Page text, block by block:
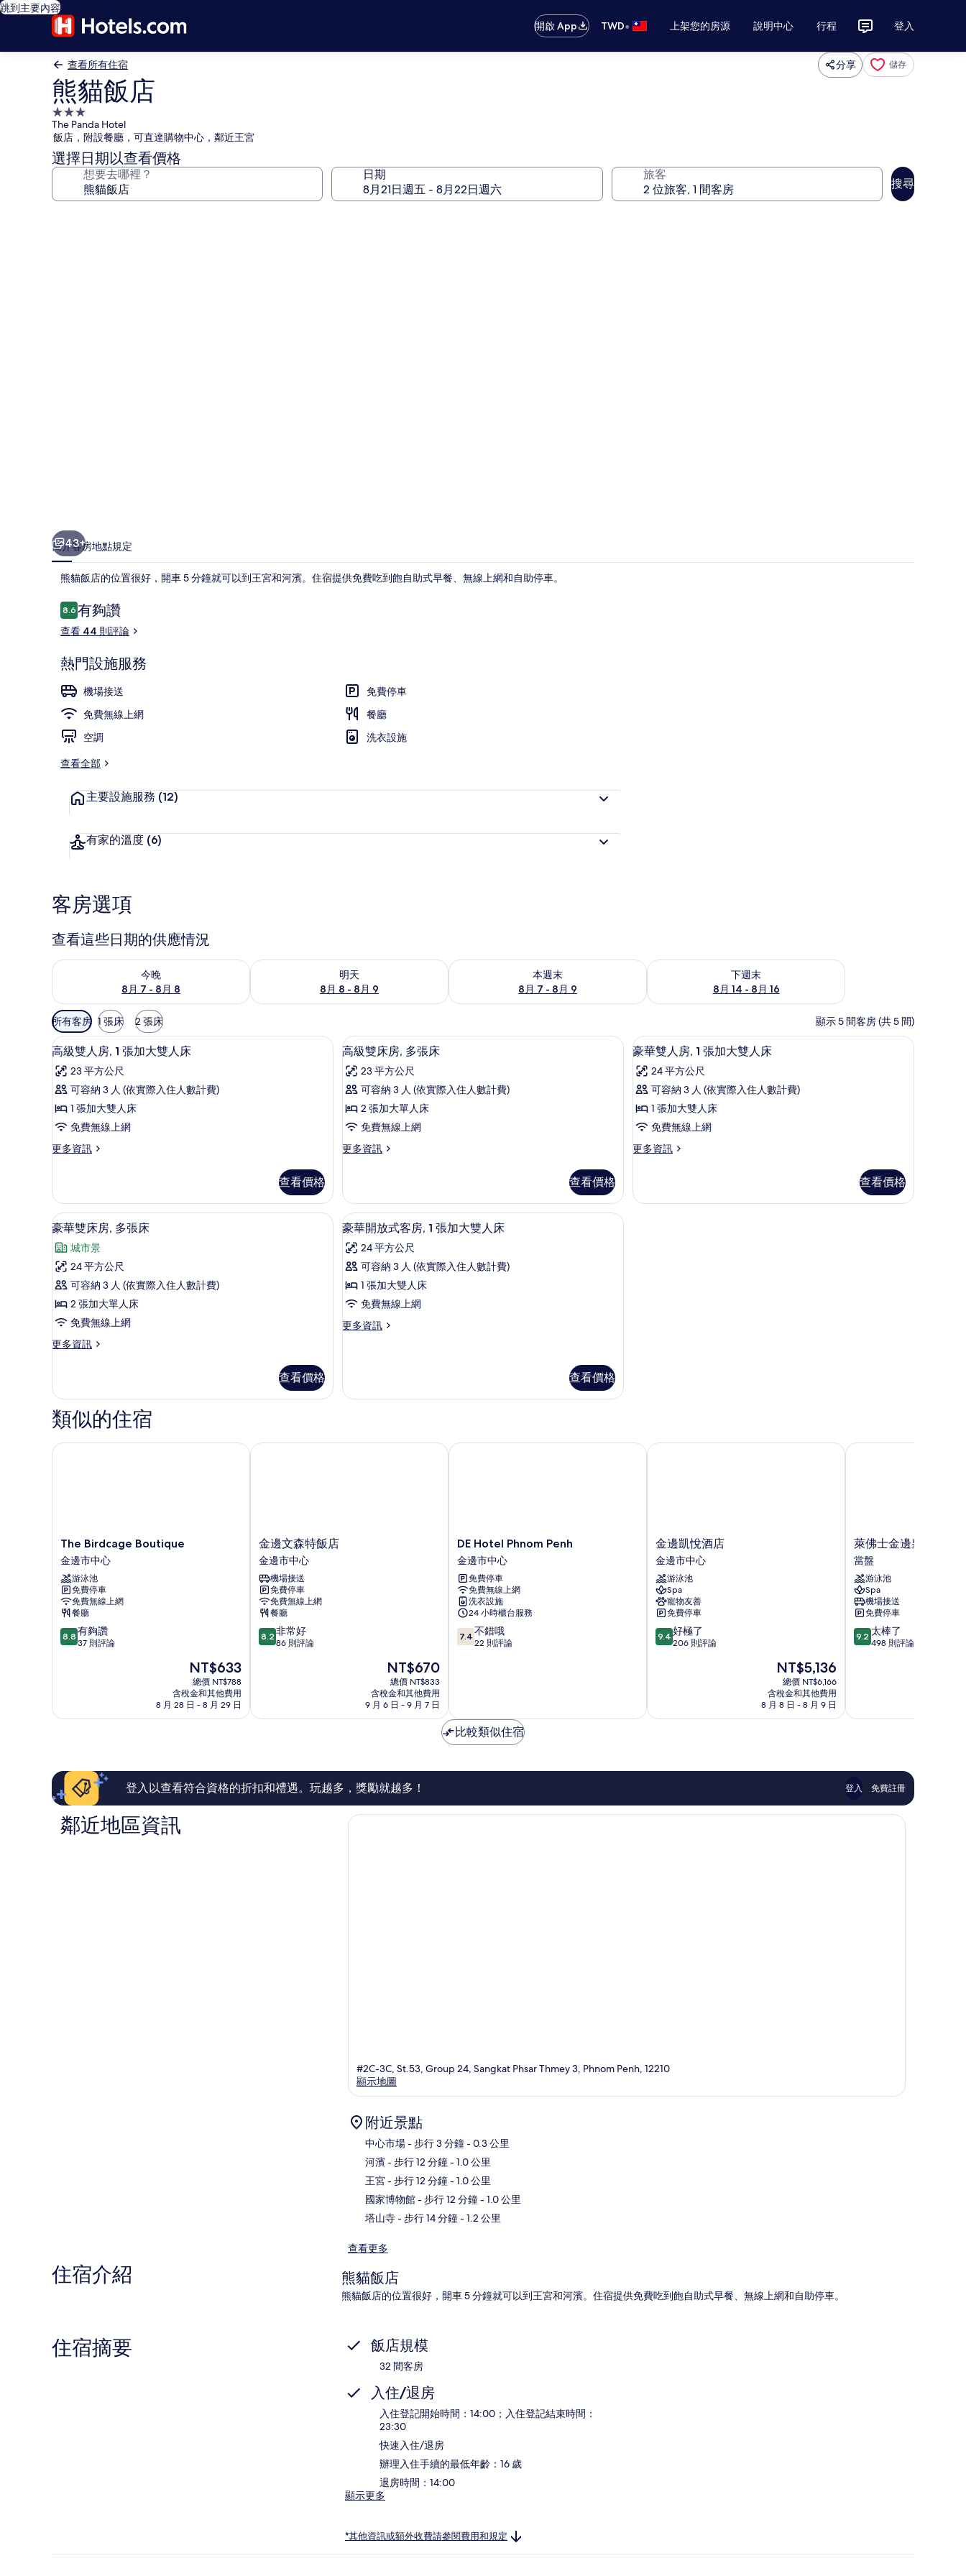
跳到主要內容
開啟 App
TWD• 上架您的房源 說明中心 行程 登入
查看所有住宿 分享 儲存
熊貓飯店
3.0
星
級
住
宿
The Panda Hotel
飯店，附設餐廳，可直達購物中心，鄰近王宮
選擇日期以查看價格
想要去哪裡？ 日期 旅客
搜尋
43+
簡介客房地點規定
熊貓飯店的位置很好，開車 5 分鐘就可以到王宮和河濱。住宿提供免費吃到飽自助式早餐、無線上網和自助停車。
評
論
8.68.6 分，滿分 10 分，
有夠讚
查看 44 則評論
熱門設施服務
機場接送
免費停車
免費無線上網
餐廳
空調
洗衣設施
查看全部
主要設施服務 (12)
有家的溫度 (6)
客房選項
查看這些日期的供應情況
今晚
8月 7 - 8月 8
查看今晚 (8月 7 - 8月 8) 的供應情況
明天
8月 8 - 8月 9
查看明天 (8月 8 - 8月 9) 的供應情況
本週末
8月 7 - 8月 9
查看本週末 (8月 7 - 8月 9) 的供應情況
下週末
8月 14 - 8月 16
查看下週末 (8月 14 - 8月 16) 的供應情況
可
用
的
客
房
篩
選
條
件
所有客房 1 張床 2 張床 顯示 5 間客房 (共 5 間)
顯
示
高
級
雙
房,
張
加
大
雙
人
床
的
所
有
高級雙人房, 1 張加大雙人床 | 書桌、隔音、折疊床/加床、免費無線上網
6
高級雙人房, 1 張加大雙人床
23 平方公尺
可容納 3 人 (依實際入住人數計費)
1 張加大雙人床
免費無線上網
更多資訊
更
雙
人
房,
張
加
大
雙
人
床
的
詳
查看價格
顯
示
高
級
雙
房,
張
床
的
所
有
相
片
高級雙床房, 多張床 | 書桌、隔音、折疊床/加床、免費無線上網
7
高級雙床房, 多張床
23 平方公尺
可容納 3 人 (依實際入住人數計費)
2 張加大單人床
免費無線上網
更多資訊
更
雙
床
房,
張
床
詳
情
查看價格
顯
示
豪
華
雙
房,
張
書桌、隔音、折疊床/加床、免費無線上網
8
豪華雙人房, 1 張加大雙人床
24 平方公尺
可容納 3 人 (依實際入住人數計費)
1 張加大雙人床
免費無線上網
更多資訊
更
雙
查看價格
顯
示
豪
華
雙
床
多
床
的
所
有
豪華雙床房, 多張床 | 書桌、隔音、折疊床/加床、免費無線上網
7
豪華雙床房, 多張床
城市景
24 平方公尺
可容納 3 人 (依實際入住人數計費)
2 張加大單人床
免費無線上網
更多資訊
更
雙
床
房,
多
張
查看價格
顯
示
豪
華
開
式
1
大
豪華開放式客房, 1 張加大雙人床 | 私人小型廚房 | 電冰箱、電熱水壺
7
豪華開放式客房, 1 張加大雙人床
24 平方公尺
可容納 3 人 (依實際入住人數計費)
1 張加大雙人床
免費無線上網
更多資訊
更
放
式
1
查看價格
類似的住宿
The
Birdcage
Boutique
金
邊
市
中
心
The Birdcage Boutique
金邊市中心
游泳池
免費停車
免費無線上網
餐廳
8.8
分，
夠
評
8.8 有夠讚
37 則評論
現
在
價
格
為
NT$633
總價 NT$788
含稅金和其他費用
8 月 28 日 - 8 月 29 日
The Birdcage Boutique
金
邊
文
森
特
飯
店
金
邊
金邊文森特飯店
金邊市中心
機場接送
免費停車
免費無線上網
餐廳
8.2
分，
常
評
論
8.2 非常好
86 則評論
現
在
價
格
為
NT$670
總價 NT$833
含稅金和其他費用
9 月 6 日 - 9 月 7 日
金邊文森特飯店
DE
Hotel
Phnom
Penh
金
邊
市
中
心
DE Hotel Phnom Penh
金邊市中心
免費停車
免費無線上網
洗衣設施
24 小時櫃台服務
7.4
分，
錯
哦，
22
評
7.4 不錯哦
22 則評論
DE Hotel Phnom Penh
金
邊
凱
悅
酒
店
金
邊
市
金邊凱悅酒店
金邊市中心
游泳池
Spa
寵物友善
免費停車
9.4
分，
極
評
9.4 好極了
206 則評論
現
在
價
格
為
NT$5,136
總價 NT$6,166
含稅金和其他費用
8 月 8 日 - 8 月 9 日
金邊凱悅酒店
萊
佛
士
金
邊
皇
家
飯
店
萊佛士金邊皇家飯店
當盤
游泳池
Spa
機場接送
免費停車
9.2
分，
棒
評
論
9.2 太棒了
498 則評論
萊佛士金邊皇家飯店
比較類似住宿
登入以查看符合資格的折扣和禮遇。玩越多，獎勵就越多！ 登入 免費註冊
鄰近地區資訊
#2C-3C, St.53, Group 24, Sangkat Phsar Thmey 3, Phnom Penh, 12210
顯示地圖
附近景點
中心市場- 步行 3 分鐘- 0.3 公里
河濱- 步行 12 分鐘- 1.0 公里
王宮- 步行 12 分鐘- 1.0 公里
國家博物館- 步行 12 分鐘- 1.0 公里
塔山寺- 步行 14 分鐘- 1.2 公里
查看更多
住宿介紹 熊貓飯店
熊貓飯店的位置很好，開車 5 分鐘就可以到王宮和河濱。住宿提供免費吃到飽自助式早餐、無線上網和自助停車。
住宿摘要 飯店規模
32 間客房
入住/退房
入住登記開始時間：14:00；入住登記結束時間：
23:30
快速入住/退房
辦理入住手續的最低年齡：16 歲
退房時間：14:00
顯示更多
*其他資訊或額外收費請參閱費用和規定